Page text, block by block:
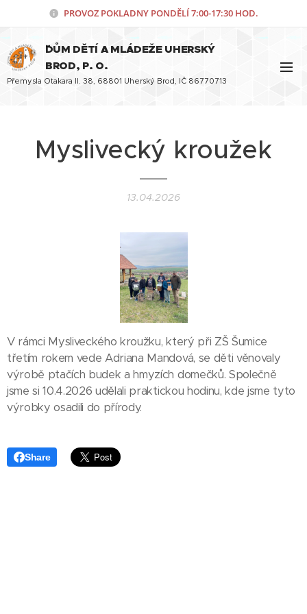
PROVOZ POKLADNY PONDĚLÍ7:00-17:30 HOD.
¨DŮM DĚTÍ A MLÁDEŽE UHERSKÝ
BROD, P. O.
Přemysla Otakara II. 38, 68801 Uherský Brod, IČ 86770713
Myslivecký kroužek
13.04.2026
V rámci Mysliveckého kroužku, který při ZŠ Šumice
třetím rokem vede Adriana Mandová, se děti věnovaly
výrobě ptačích budek a hmyzích domečků. Společně
jsme si 10.4.2026 udělali praktickou hodinu, kde jsme tyto
výrobky osadili do přírody.
Share